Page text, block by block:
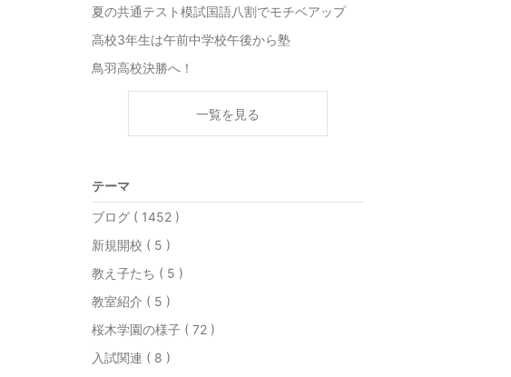
夏の共通テスト模試国語八割でモチベアップ
高校3年生は午前中学校午後から塾
鳥羽高校決勝へ！
一覧を見る
テーマ
ブログ ( 1452 )
新規開校 ( 5 )
教え子たち ( 5 )
教室紹介 ( 5 )
桜木学園の様子 ( 72 )
入試関連 ( 8 )